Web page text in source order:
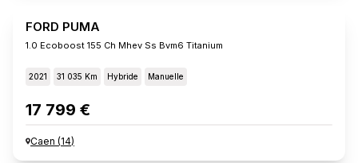
FORD PUMA
1.0 Ecoboost 155 Ch Mhev Ss Bvm6 Titanium
2021 31 035 Km Hybride Manuelle
17 799 €
Caen (14)